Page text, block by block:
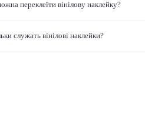
переклеїти вінілову наклейку?
служать вінілові наклейки?